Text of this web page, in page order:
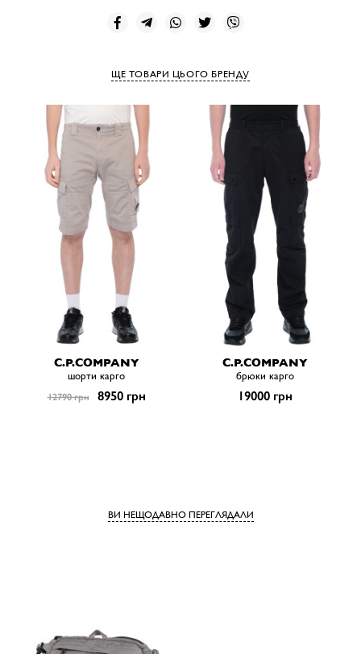
ЩЕ ТОВАРИ ЦЬОГО БРЕНДУ
C.P.COMPANY
шорти карго
12790 грн 8950 грн
C.P.COMPANY
брюки карго
19000 грн
ВИ НЕЩОДАВНО ПЕРЕГЛЯДАЛИ